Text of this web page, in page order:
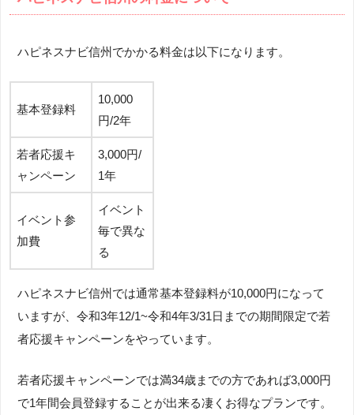
ハピネスナビ信州でかかる料金は以下になります。
基本登録料
10,000
円/2年
若者応援キ
ャンペーン
3,000円/
1年
イベント参
加費
イベント
毎で異な
る
ハピネスナビ信州では通常基本登録料が10,000円になって
いますが、令和3年12/1~令和4年3/31日までの期間限定で若
者応援キャンペーンをやっています。
若者応援キャンペーンでは満34歳までの方であれば3,000円
で1年間会員登録することが出来る凄くお得なプランです。